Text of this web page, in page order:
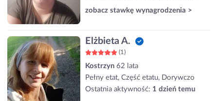
zobacz stawkę wynagrodzenia >
Elżbieta A.
(1)
Kostrzyn 62 lata
Pełny etat, Część etatu, Dorywczo
Ostatnia aktywność: 1 dzień temu